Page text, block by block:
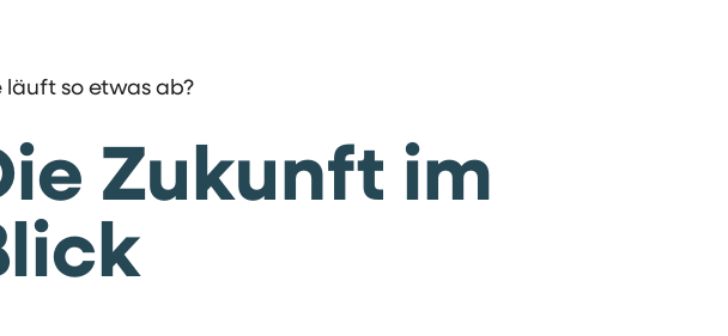
läuft so etwas ab?
Zukunft im